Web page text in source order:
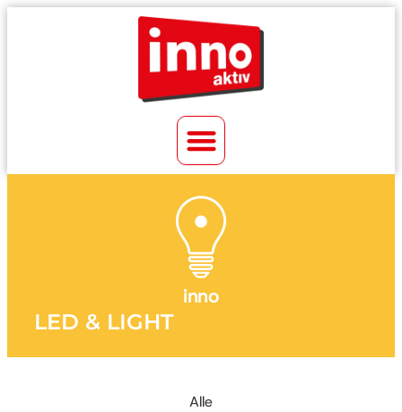
inno
LED & LIGHT
Alle